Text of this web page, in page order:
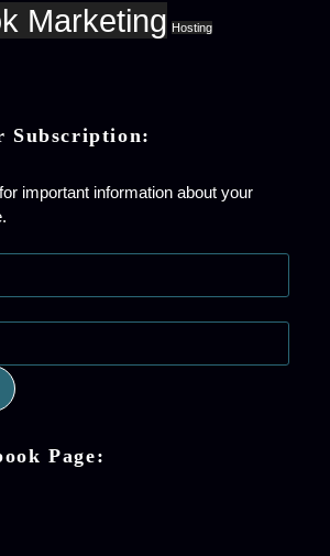
Marketing Hosting
Subscription:
important information about your
Page: